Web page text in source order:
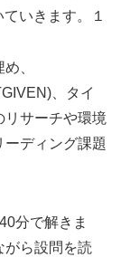
いきます。１
、
、タイ
リサーチや環境
ディング課題
分で解きま
がら設問を読